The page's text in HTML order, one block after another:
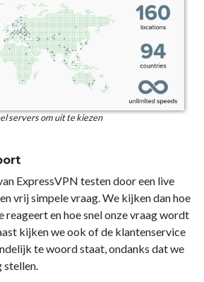
servers om uit te kiezen
ExpressVPN testen door een live
vrij simpele vraag. We kijken dan hoe
reageert en hoe snel onze vraag wordt
kijken we ook of de klantenservice
te woord staat, ondanks dat we
stellen.